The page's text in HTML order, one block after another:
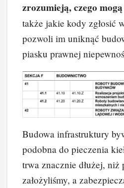
zrozumieją, czego
także jakie kody zgłosić
pozwoli im uniknąć
piasku prawnej
Budowa infrastruktury
podobna do pieczenia
trwa znacznie dłużej, niż
założyliśmy, a